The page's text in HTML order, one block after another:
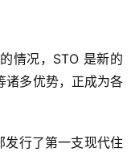
情况，STO 是新的
诸多优势，正成为各
行了第一支现代住